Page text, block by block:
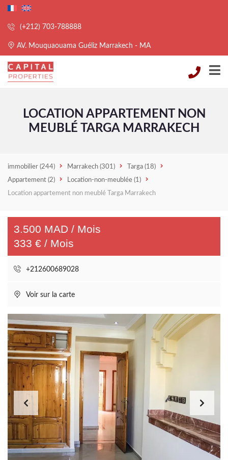
(+212) 703-788888
AV. Mouquaouama Guéliz Marrakech - MA
LOCATION APPARTEMENT NON
MEUBLÉ TARGA MARRAKECH
immobilier (244) Marrakech (301) Targa (18)
Appartement (2) Location-non-meublée (1)
Location appartement non meublé Targa Marrakech
3.500 MAD / Mois
333 € / Mois
+212600689028
Voir sur la carte